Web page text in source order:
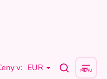
v: EUR